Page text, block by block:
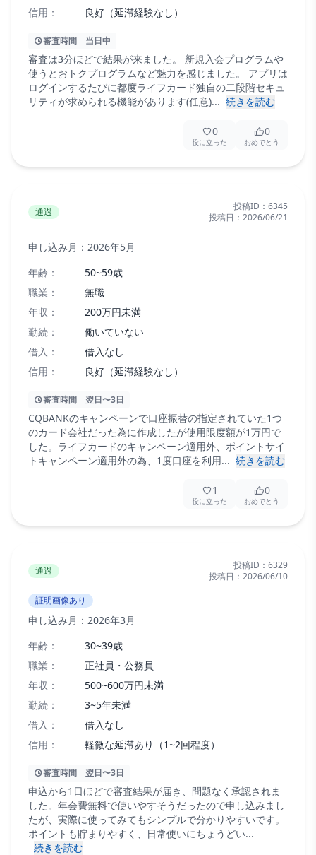
信用：
良好（延滞経験なし）
審査時間 当日中
審査は3分ほどで結果が来ました。 新規入会プログラムや
使うとおトクプログラムなど魅力を感じました。 アプリは
ログインするたびに都度ライフカード独自の二段階セキュ
リティが求められる機能があります(任意)... 続きを読む
0
役に立った
0
おめでとう
通過 投稿ID： 6345
投稿日： 2026/06/21
申し込み月： 2026年5月
年齢：
50~59歳
職業：
無職
年収：
200万円未満
勤続：
働いていない
借入：
借入なし
信用：
良好（延滞経験なし）
審査時間 翌日〜3日
CQBANKのキャンペーンで口座振替の指定されていた1つ
のカード会社だった為に作成したが使用限度額が1万円で
した。ライフカードのキャンペーン適用外、ポイントサイ
トキャンペーン適用外の為、1度口座を利用... 続きを読む
1
役に立った
0
おめでとう
通過 投稿ID： 6329
投稿日： 2026/06/10
証明画像あり
申し込み月： 2026年3月
年齢：
30~39歳
職業：
正社員・公務員
年収：
500~600万円未満
勤続：
3~5年未満
借入：
借入なし
信用：
軽微な延滞あり（1~2回程度）
審査時間 翌日〜3日
申込から1日ほどで審査結果が届き、問題なく承認されま
した。年会費無料で使いやすそうだったので申し込みまし
たが、実際に使ってみてもシンプルで分かりやすいです。
ポイントも貯まりやすく、日常使いにちょうどい...
続きを読む